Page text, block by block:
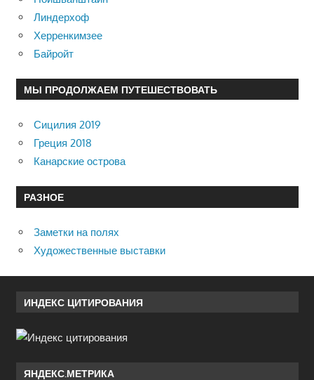
Линдерхоф
Херренкимзее
Байройт
МЫ ПРОДОЛЖАЕМ ПУТЕШЕСТВОВАТЬ
Сицилия 2019
Греция 2018
Канарские острова
РАЗНОЕ
Заметки на полях
Художественные выставки
ИНДЕКС ЦИТИРОВАНИЯ
ЯНДЕКС.МЕТРИКА